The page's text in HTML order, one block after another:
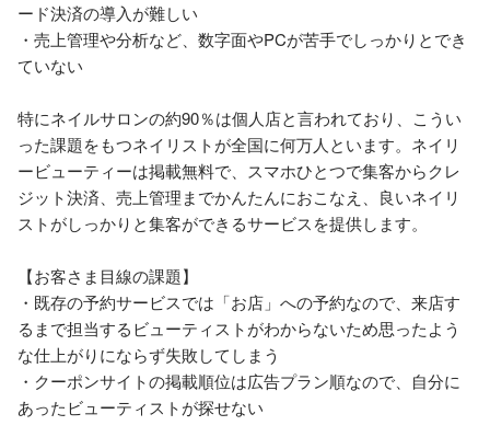
ード決済の導入が難しい
・売上管理や分析など、数字面やPCが苦手でしっかりとでき
ていない
特にネイルサロンの約90％は個人店と言われており、こうい
った課題をもつネイリストが全国に何万人といます。ネイリ
ービューティーは掲載無料で、スマホひとつで集客からクレ
ジット決済、売上管理までかんたんにおこなえ、良いネイリ
ストがしっかりと集客ができるサービスを提供します。
【お客さま目線の課題】
・既存の予約サービスでは「お店」への予約なので、来店す
るまで担当するビューティストがわからないため思ったよう
な仕上がりにならず失敗してしまう
・クーポンサイトの掲載順位は広告プラン順なので、自分に
あったビューティストが探せない